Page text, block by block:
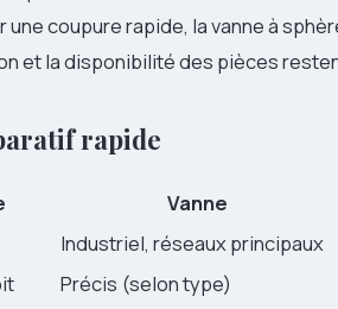
coupure rapide, la vanne à
et la disponibilité des pièces
rapide
Vanne
Industriel, réseaux principaux
Précis (selon type)